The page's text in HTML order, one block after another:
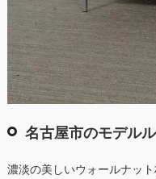
名古屋市のモデル
濃淡の美しいウォールナッ